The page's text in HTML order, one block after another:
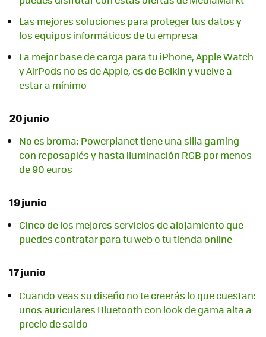
Las mejores soluciones para proteger tus datos y
los equipos informáticos de tu empresa
La mejor base de carga para tu iPhone, Apple Watch
y AirPods no es de Apple, es de Belkin y vuelve a
estar a mínimo
20 junio
No es broma: Powerplanet tiene una silla gaming
con reposapiés y hasta iluminación RGB por menos
de 90 euros
19 junio
Cinco de los mejores servicios de alojamiento que
puedes contratar para tu web o tu tienda online
17 junio
Cuando veas su diseño no te creerás lo que cuestan:
unos auriculares Bluetooth con look de gama alta a
precio de saldo